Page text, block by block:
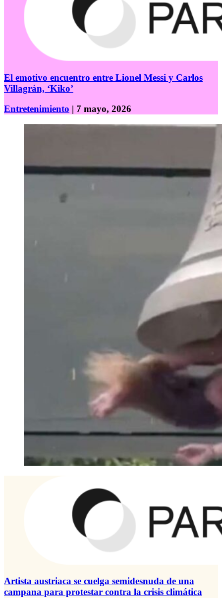
El emotivo encuentro entre Lionel Messi y Carlos
Villagrán, ‘Kiko’
Entretenimiento | 7 mayo, 2026
Artista austriaca se cuelga semidesnuda de una
campana para protestar contra la crisis climática